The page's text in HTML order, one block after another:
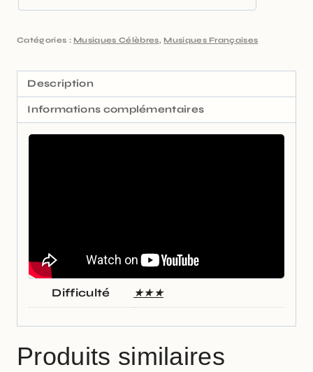
Catégories : Musiques Célèbres, Musiques Françaises
Description
Informations complémentaires
Difficulté ★★★
Produits similaires